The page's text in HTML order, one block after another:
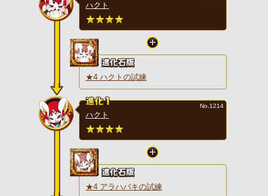
ハクト
★4 ハクトの試練
ハクト
No.1214
★4 アラハバキの試練